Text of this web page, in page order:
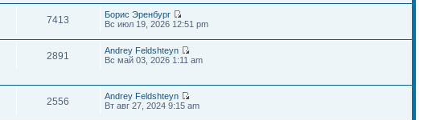
7413
Борис Эренбург
Вс июл 19, 2026 12:51 pm
2891
Andrey Feldshteyn
Вс май 03, 2026 1:11 am
2556
Andrey Feldshteyn
Вт авг 27, 2024 9:15 am